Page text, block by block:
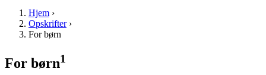
Hjem ›
Opskrifter›
For børn
For børn1